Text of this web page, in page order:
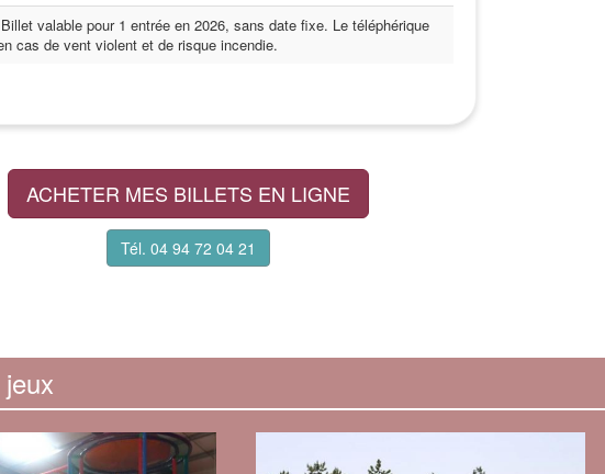
valable pour 1 entrée en 2026, sans date fixe. Le téléphérique
cas de vent violent et de risque incendie.
ACHETER MES BILLETS EN LIGNE
Tél. 04 94 72 04 21